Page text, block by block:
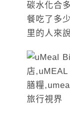
碳水化合
餐吃了多
里的人來